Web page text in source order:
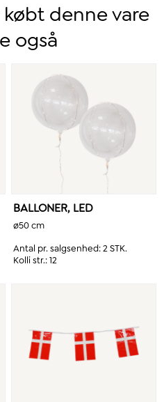
denne vare
også
BALLONER, LED
ø50 cm
Antal pr. salgsenhed:2 STK.
Kolli str.:12